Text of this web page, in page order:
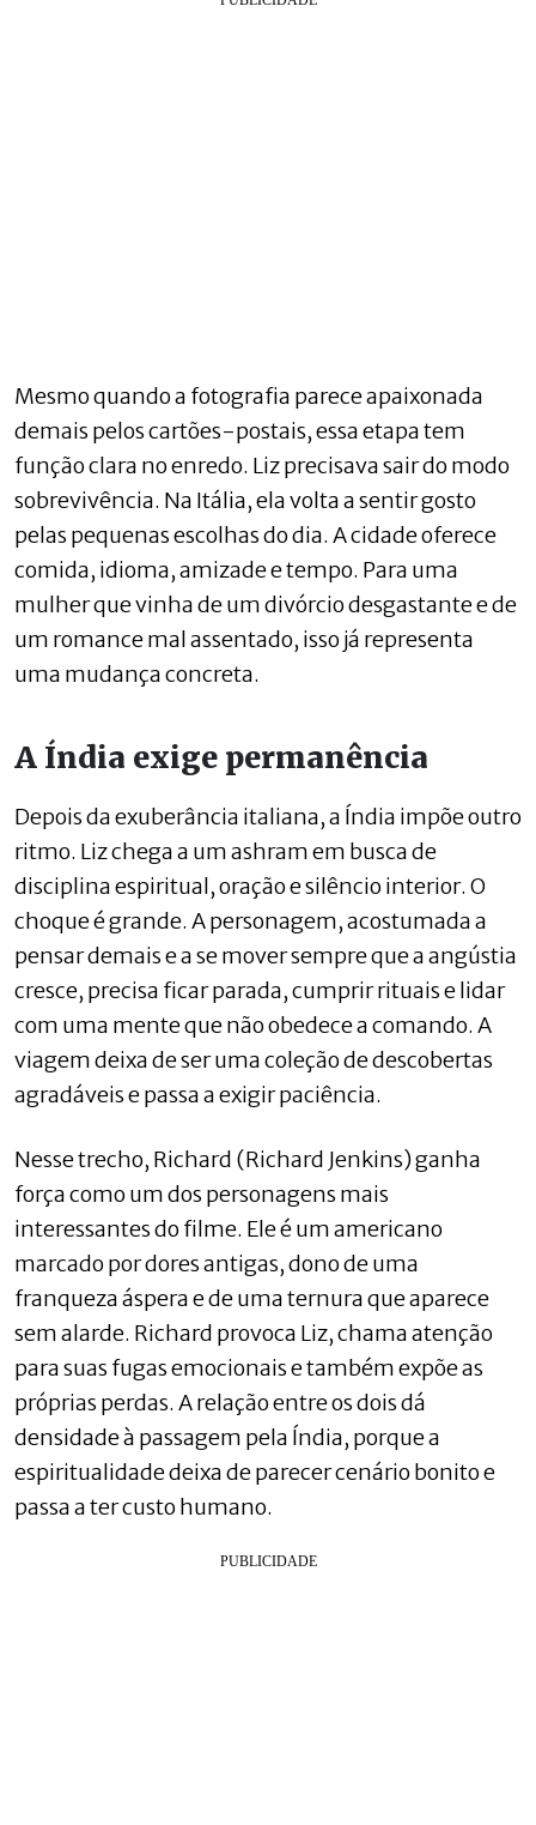
Mesmo quando a fotografia parece apaixonada
demais pelos cartões-postais, essa etapa tem
função clara no enredo. Liz precisava sair do modo
sobrevivência. Na Itália, ela volta a sentir gosto
pelas pequenas escolhas do dia. A cidade oferece
comida, idioma, amizade e tempo. Para uma
mulher que vinha de um divórcio desgastante e de
um romance mal assentado, isso já representa
uma mudança concreta.
A Índia exige permanência
Depois da exuberância italiana, a Índia impõe outro
ritmo. Liz chega a um ashram em busca de
disciplina espiritual, oração e silêncio interior. O
choque é grande. A personagem, acostumada a
pensar demais e a se mover sempre que a angústia
cresce, precisa ficar parada, cumprir rituais e lidar
com uma mente que não obedece a comando. A
viagem deixa de ser uma coleção de descobertas
agradáveis e passa a exigir paciência.
Nesse trecho, Richard (Richard Jenkins) ganha
força como um dos personagens mais
interessantes do filme. Ele é um americano
marcado por dores antigas, dono de uma
franqueza áspera e de uma ternura que aparece
sem alarde. Richard provoca Liz, chama atenção
para suas fugas emocionais e também expõe as
próprias perdas. A relação entre os dois dá
densidade à passagem pela Índia, porque a
espiritualidade deixa de parecer cenário bonito e
passa a ter custo humano.